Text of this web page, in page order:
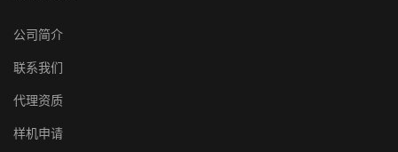
公司简介
联系我们
代理资质
样机申请